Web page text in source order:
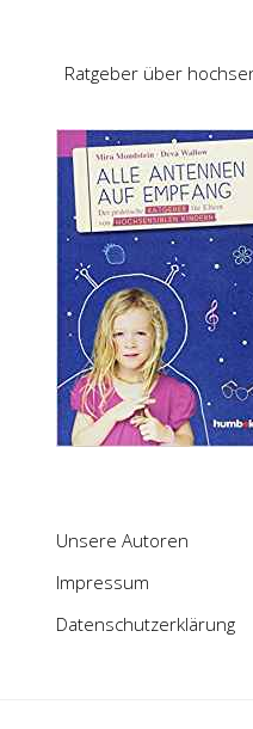
Ratgeber über
Unsere Autoren
Impressum
Datenschutzerklärung